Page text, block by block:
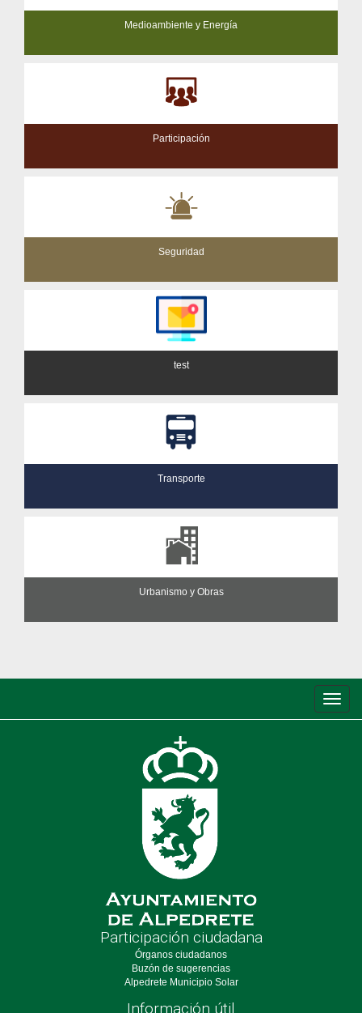
Medioambiente y Energía
Participación
Seguridad
test
Transporte
Urbanismo y Obras
de
Participación ciudadana
Órganos ciudadanos
Buzón de sugerencias
Alpedrete Municipio Solar
Información útil